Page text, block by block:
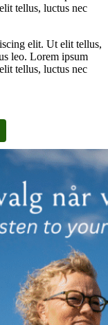
tellus, luctus nec
elit. Ut elit tellus,
leo. Lorem ipsum
tellus, luctus nec